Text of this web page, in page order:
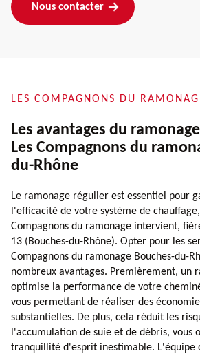
Nous contacter
LES COMPAGNONS DU
Les avantages du
Les Compagnons du
du-Rhône
Le ramonage régulier est essentiel pour
l'efficacité de votre système de
Compagnons du ramonage intervient,
13 (Bouches-du-Rhône). Opter pour les
Compagnons du ramonage Bouches-du-
nombreux avantages. Premièrement, un
optimise la performance de votre
vous permettant de réaliser des
substantielles. De plus, cela réduit les
l'accumulation de suie et de débris, vous
tranquillité d'esprit inestimable. L'équipe